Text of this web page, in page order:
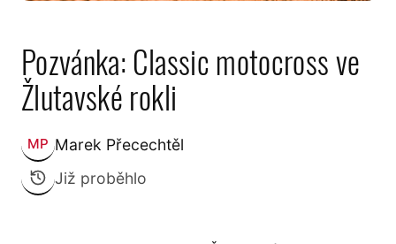
Pozvánka: Classic motocross ve
Žlutavské rokli
MP Zveřejnil:
Marek Přecechtěl
Již proběhlo